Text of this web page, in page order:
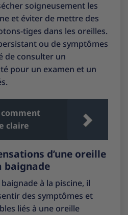
soigneusement les
et éviter de mettre des
tiges dans les oreilles.
ou de symptômes
de consulter un
pour un examen et un
comment
claire
d’une oreille
baignade
à la piscine, il
des symptômes et
liés à une oreille